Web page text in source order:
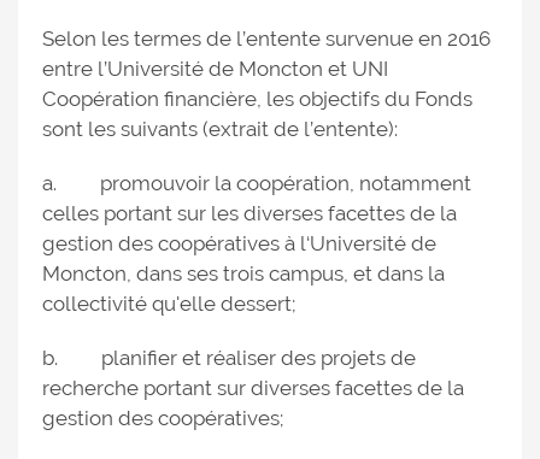
Selon les termes de l’entente survenue en 2016
entre l’Université de Moncton et UNI
Coopération financière, les objectifs du Fonds
sont les suivants (extrait de l’entente):
a. promouvoir la coopération, notamment
celles portant sur les diverses facettes de la
gestion des coopératives à l‘Université de
Moncton, dans ses trois campus, et dans la
collectivité qu'elle dessert;
b. planifier et réaliser des projets de
recherche portant sur diverses facettes de la
gestion des coopératives;